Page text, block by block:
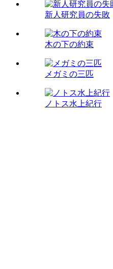
新人研究員の失敗
木の下の約束
メガミの三匹
ノトス水上紀行